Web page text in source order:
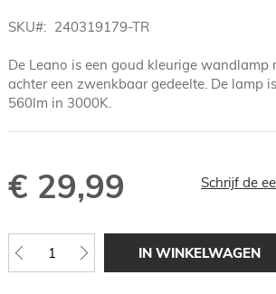
SKU 240319179-TR
De Leano is een goud kleurige wandlamp
achter een zwenkbaar gedeelte. De lamp
560lm in 3000K.
€ 29,99 Schrijf de
IN WINKELWAGEN